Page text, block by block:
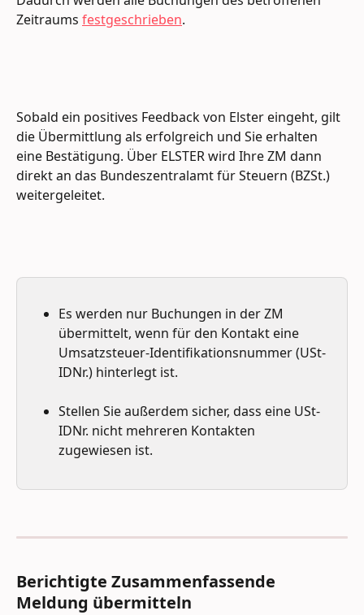
Zeitraums festgeschrieben.
Sobald ein positives Feedback von Elster eingeht, gilt
die Übermittlung als erfolgreich und Sie erhalten
eine Bestätigung. Über ELSTER wird Ihre ZM dann
direkt an das Bundeszentralamt für Steuern (BZSt.)
weitergeleitet.
Es werden nur Buchungen in der ZM
übermittelt, wenn für den Kontakt eine
Umsatzsteuer-Identifikationsnummer(USt-
IDNr.) hinterlegt ist.
Stellen Sie außerdem sicher, dass eine USt-
IDNr. nicht mehreren Kontakten
zugewiesen ist.
Berichtigte Zusammenfassende
Meldung übermitteln